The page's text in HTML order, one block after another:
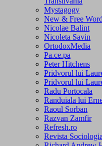
Mystagogy
New & Free
Nicolae Balint
Nicoleta Savin
OrtodoxMedia
Pa.ce.pa
Peter Hitchens
Pridvorul lui
Pridvorul lui
Radu Portocala
Randuiala lui
Raoul Sorban
Razvan Zamfir
Refresh.ro
Revista